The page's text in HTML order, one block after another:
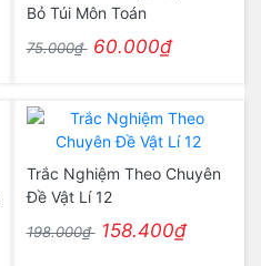
Bỏ Túi Môn Toán
75.000₫ 60.000₫
Trắc Nghiệm Theo Chuyên
Đề Vật Lí 12
198.000₫ 158.400₫